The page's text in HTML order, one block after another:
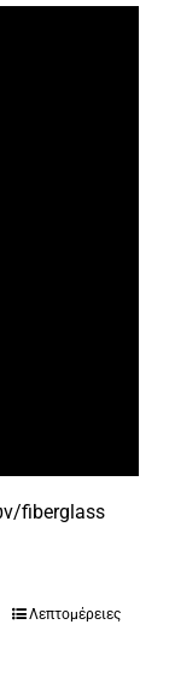
fiberglass
Λεπτομέρειες